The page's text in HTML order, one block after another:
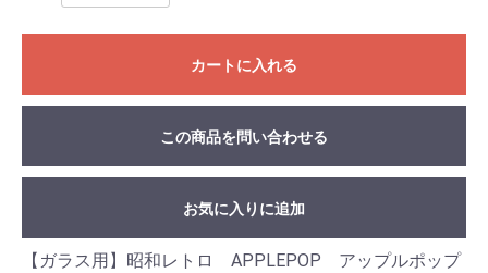
カートに入れる
この商品を問い合わせる
お気に入りに追加
【ガラス用】昭和レトロ APPLEPOP アップルポップ